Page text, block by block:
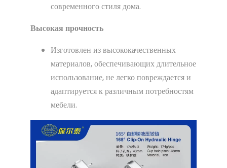
современного стиля дома.
Высокая прочность
Изготовлен из высококачественных
материалов, обеспечивающих длительное
использование, не легко повреждается и
адаптируется к различным потребностям
мебели.